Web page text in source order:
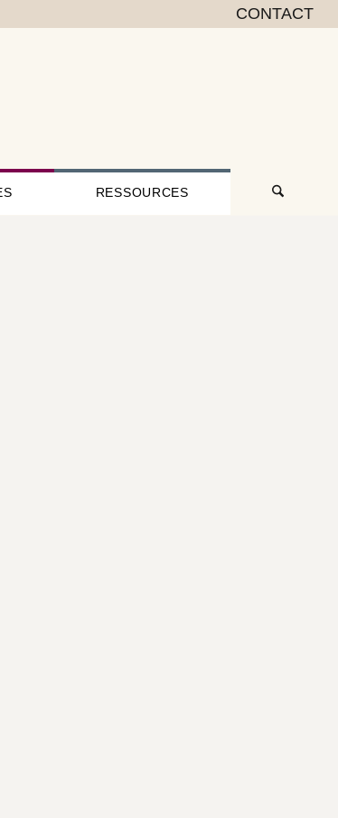
CONTACT
RESSOURCES